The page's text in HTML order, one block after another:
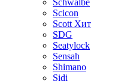
Schwalbe
Scicon
Scott Хит
SDG
Seatylock
Sensah
Shimano
Sidi